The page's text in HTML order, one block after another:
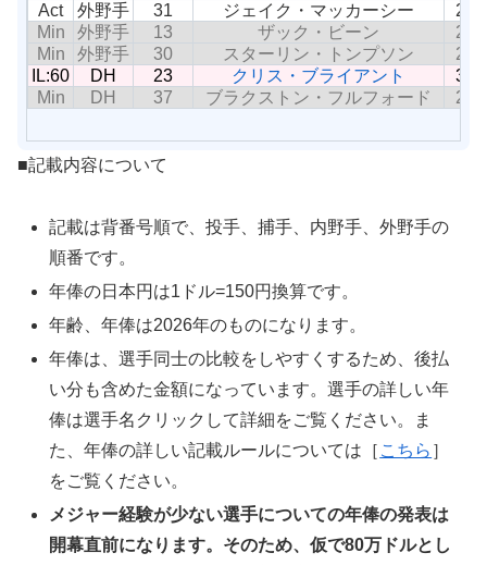
Act
外野手 31 ジェイク・マッカーシー
29
Min
外野手 13 ザック・ビーン
25
Min
外野手 30 スターリン・トンプソン
25
IL:60
DH 23 クリス・ブライアント
34
Min
DH 37 ブラクストン・フルフォード 28
■記載内容について
記載は背番号順で、投手、捕手、内野手、外野手の
順番です。
年俸の日本円は1ドル=150円換算です。
年齢、年俸は2026年のものになります。
年俸は、選手同士の比較をしやすくするため、後払
い分も含めた金額になっています。選手の詳しい年
俸は選手名クリックして詳細をご覧ください。ま
た、年俸の詳しい記載ルールについては［ こちら ］
をご覧ください。
メジャー経験が少ない選手についての年俸の発表は
開幕直前になります。そのため、仮で80万ドルとし